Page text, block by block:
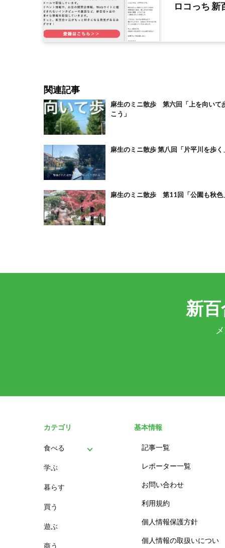
ロコっち
関連記事
麻生のミニ散歩 第六回「上を向いて
こう」
麻生のミニ散歩 第八回「片平川を歩く
麻生のミニ散歩 第11回「公園も秋色
新
カテゴリ
食べる
パン
スイーツ
学ぶ
暮らす
買う
遊ぶ
商う
基本情報
記事一覧
レポーター一覧
お問い合わせ
利用規約
個人情報保護方針
個人情報の取扱いについ